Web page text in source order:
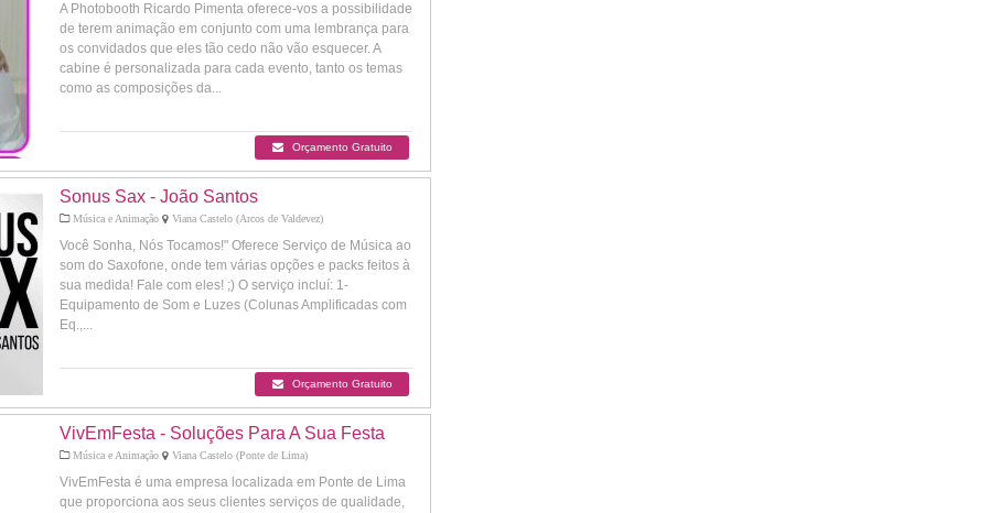
A Photobooth Ricardo Pimenta oferece-vos a possibilidade
de terem animação em conjunto com uma lembrança para
os convidados que eles tão cedo não vão esquecer. A
cabine é personalizada para cada evento, tanto os temas
como as composições da...
Orçamento Gratuito
Sonus Sax - João Santos
Música e Animação Viana Castelo (Arcos de Valdevez)
Você Sonha, Nós Tocamos!" Oferece Serviço de Música ao
som do Saxofone, onde tem várias opções e packs feitos à
sua medida! Fale com eles! ;) O serviço incluí: 1-
Equipamento de Som e Luzes (Colunas Amplificadas com
Eq.,...
Orçamento Gratuito
VivEmFesta - Soluções Para A Sua Festa
Música e Animação Viana Castelo (Ponte de Lima)
VivEmFesta é uma empresa localizada em Ponte de Lima
que proporciona aos seus clientes serviços de qualidade,